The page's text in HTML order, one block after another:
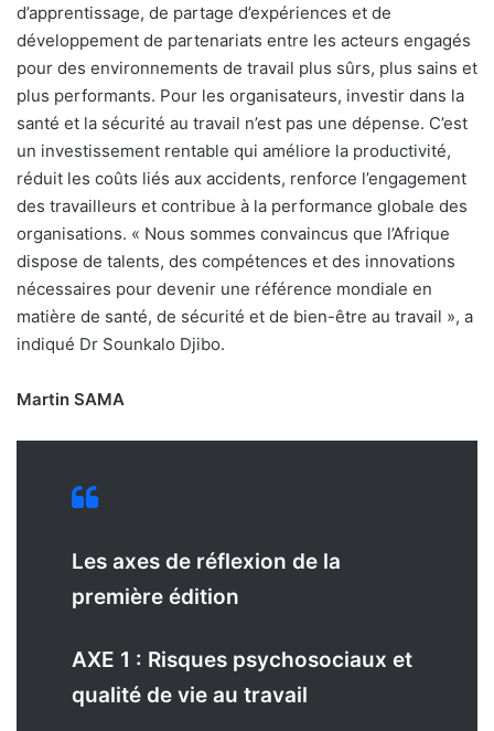
d’apprentissage, de partage d’expériences et de
développement de partenariats entre les acteurs engagés
pour des environnements de travail plus sûrs, plus sains et
plus performants. Pour les organisateurs, investir dans la
santé et la sécurité au travail n’est pas une dépense. C’est
un investissement rentable qui améliore la productivité,
réduit les coûts liés aux accidents, renforce l’engagement
des travailleurs et contribue à la performance globale des
organisations. « Nous sommes convaincus que l’Afrique
dispose de talents, des compétences et des innovations
nécessaires pour devenir une référence mondiale en
matière de santé, de sécurité et de bien-être au travail », a
indiqué Dr Sounkalo Djibo.
Martin SAMA
Les axes de réflexion de la
première édition
AXE 1 : Risques psychosociaux et
qualité de vie au travail